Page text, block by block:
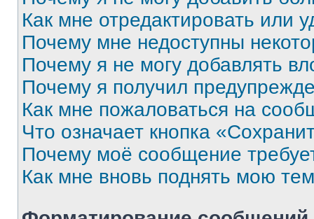
Как мне отредактировать или
Почему мне недоступны
Почему я не могу добавлять
Почему я получил
Как мне пожаловаться на
Что означает кнопка
Почему моё сообщение
Как мне вновь поднять мою